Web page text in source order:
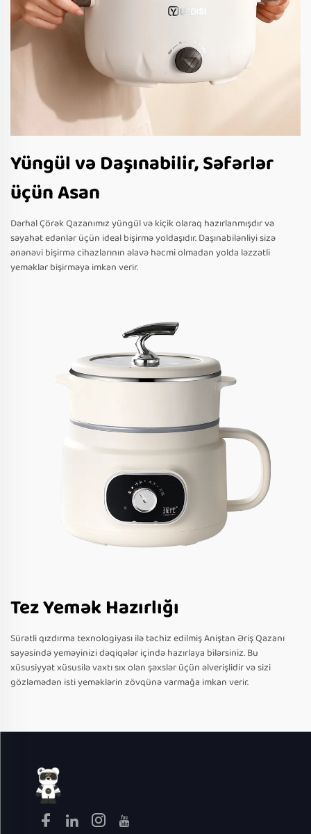
Yüngül və Daşınabilir, Səfərlər
üçün Asan
Dərhal Çörək Qazanımız yüngül və kiçik olaraq hazırlanmışdır və
səyahət edənlər üçün ideal bişirmə yoldaşıdır. Daşınabilənliyi sizə
ənənəvi bişirmə cihazlarının əlavə həcmi olmadan yolda ləzzətli
yeməklər bişirməyə imkan verir.
Tez Yemək Hazırlığı
Sürətli qızdırma texnologiyası ilə təchiz edilmiş Aniştan Əriş Qazanı
sayəsində yeməyinizi dəqiqələr içində hazırlaya bilərsiniz. Bu
xüsusiyyət xüsusilə vaxtı sıx olan şəxslər üçün əlverişlidir və sizi
gözləmədən isti yeməklərin zövqünə varmağa imkan verir.